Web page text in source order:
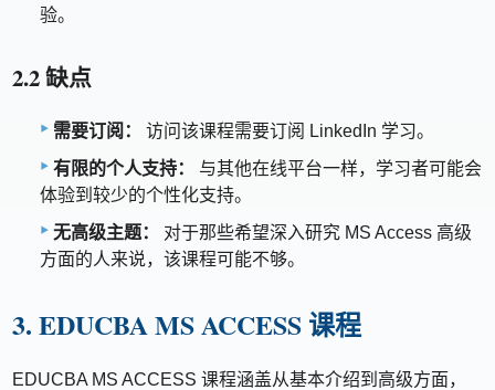
验。
2.2 缺点
需要订阅：
访问该课程需要订阅 LinkedIn 学习。
有限的个人支持：
与其他在线平台一样，学习者可能会
体验到较少的个性化支持。
无高级主题：
对于那些希望深入研究 MS Access 高级
方面的人来说，该课程可能不够。
3. EDUCBA MS ACCESS 课程
EDUCBA MS ACCESS 课程涵盖从基本介绍到高级方面，